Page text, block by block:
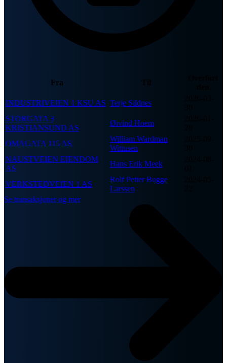
Fra Til
INDUSTRIVEIEN 1 KSU AS Terje Sildnes
STORGATA 3
KRISTIANSUND AS
Øivind Hoem
OMAGATA 115 AS
William Wardman
Wittusen
NAUSTVEIEN EIENDOM
AS
Hans Erik Meek
VERKSTEDVEIEN 1 AS
Rolf Petter Bugge
Larssen
Se transaksjoner og mer